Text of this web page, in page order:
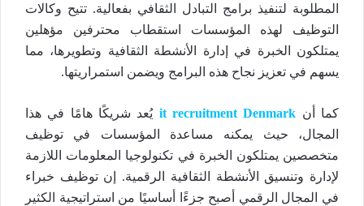
المطلوبة لتنفيذ برامج التبادل الثقافي بفعالية. تتيح وكالات
التوظيف لهذه المؤسسات استقطاب محترفين مؤهلين
يمتلكون الخبرة في إدارة الأنشطة الثقافية وتطويرها، مما
يسهم في تعزيز نجاح هذه البرامج ويضمن استمراريتها.
كما أن it recruitment Denmark يُعد شريكًا هامًا في هذا
المجال، حيث يمكنه مساعدة المؤسسات في توظيف
متخصصين يمتلكون الخبرة في تكنولوجيا المعلومات اللازمة
لإدارة وتنسيق الأنشطة الثقافية الرقمية. إن توظيف خبراء
في المجال الرقمي أصبح جزءًا أساسيًا من استراتيجية الكثير